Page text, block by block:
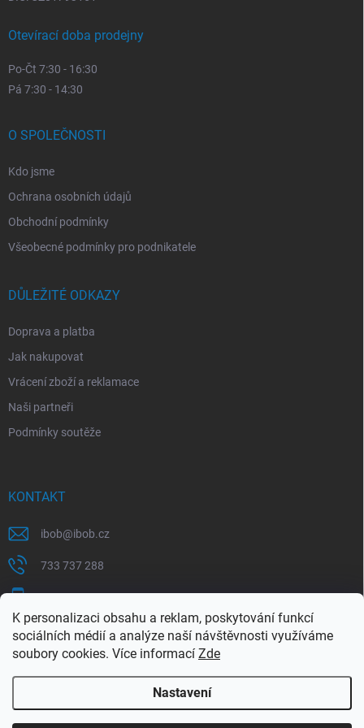
K personalizaci obsahu a reklam, poskytování funkcí
sociálních médií a analýze naší návštěvnosti využíváme
soubory cookies. Více informací Zde
Nastavení
Otevírací doba prodejny
Po-Čt 7:30 - 16:30
Pá 7:30 - 14:30
O SPOLEČNOSTI
Kdo jsme
Ochrana osobních údajů
Obchodní podmínky
Všeobecné podmínky pro podnikatele
DŮLEŽITÉ ODKAZY
Doprava a platba
Jak nakupovat
Vrácení zboží a reklamace
Naši partneři
Podmínky soutěže
KONTAKT
ibob@ibob.cz
733 737 288
607 069 561
Sledujte nás na Facebooku !
ibob_s.r.o/
Copyright 2026ibob s.r.o.. Všechna práva vyhrazena.Upravit nastavení